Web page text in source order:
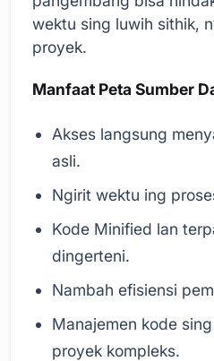
wektu sing luwih sithik,
proyek.
Manfaat Peta Sumber
Akses langsung
asli.
Ngirit wektu ing
Kode Minified lan
dingerteni.
Nambah efisiensi
Manajemen kode
proyek kompleks.